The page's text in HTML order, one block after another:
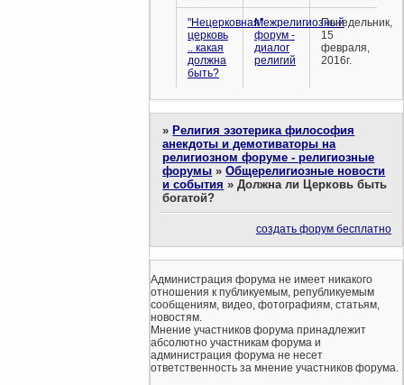
"Нецерковная"
церковь
.. какая
должна
быть?
Межрелигиозный
форум -
диалог
религий
Понедельник,
15
февраля,
2016г.
»Религия эзотерика философия
анекдоты и демотиваторы на
религиозном форуме - религиозные
форумы »Общерелигиозные новости
и события »Должна ли Церковь быть
богатой?
создать форум бесплатно
Администрация форума не имеет никакого
отношения к публикуемым, републикуемым
сообщениям, видео, фотографиям, статьям,
новостям.
Мнение участников форума принадлежит
абсолютно участникам форума и
администрация форума не несет
ответственность за мнение участников форума.